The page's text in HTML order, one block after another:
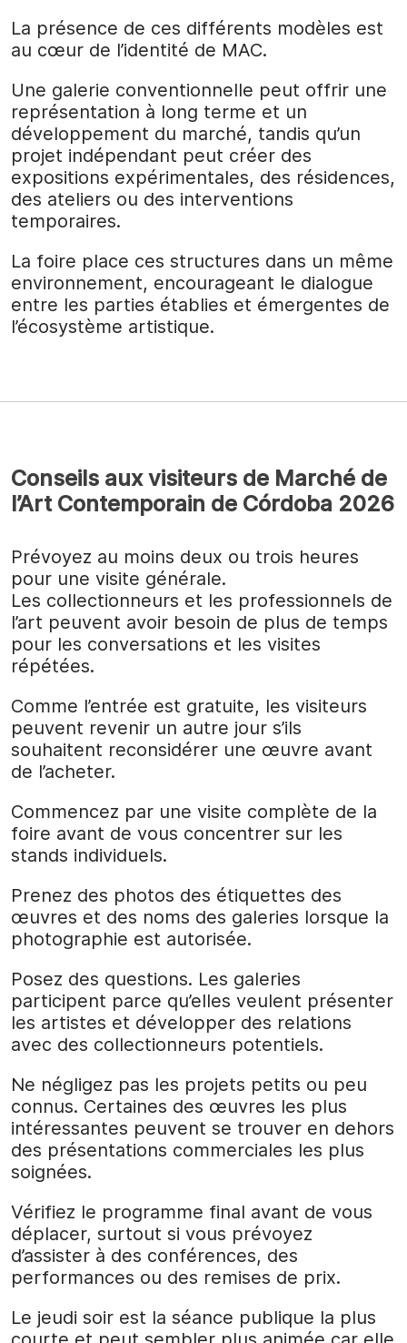
La présence de ces différents modèles est
au cœur de l’identité de MAC.
Une galerie conventionnelle peut offrir une
représentation à long terme et un
développement du marché, tandis qu’un
projet indépendant peut créer des
expositions expérimentales, des résidences,
des ateliers ou des interventions
temporaires.
La foire place ces structures dans un même
environnement, encourageant le dialogue
entre les parties établies et émergentes de
l’écosystème artistique.
Conseils aux visiteurs de Marché de
l’Art Contemporain de Córdoba 2026
Prévoyez au moins deux ou trois heures
pour une visite générale.
Les collectionneurs et les professionnels de
l’art peuvent avoir besoin de plus de temps
pour les conversations et les visites
répétées.
Comme l’entrée est gratuite, les visiteurs
peuvent revenir un autre jour s’ils
souhaitent reconsidérer une œuvre avant
de l’acheter.
Commencez par une visite complète de la
foire avant de vous concentrer sur les
stands individuels.
Prenez des photos des étiquettes des
œuvres et des noms des galeries lorsque la
photographie est autorisée.
Posez des questions. Les galeries
participent parce qu’elles veulent présenter
les artistes et développer des relations
avec des collectionneurs potentiels.
Ne négligez pas les projets petits ou peu
connus. Certaines des œuvres les plus
intéressantes peuvent se trouver en dehors
des présentations commerciales les plus
soignées.
Vérifiez le programme final avant de vous
déplacer, surtout si vous prévoyez
d’assister à des conférences, des
performances ou des remises de prix.
Le jeudi soir est la séance publique la plus